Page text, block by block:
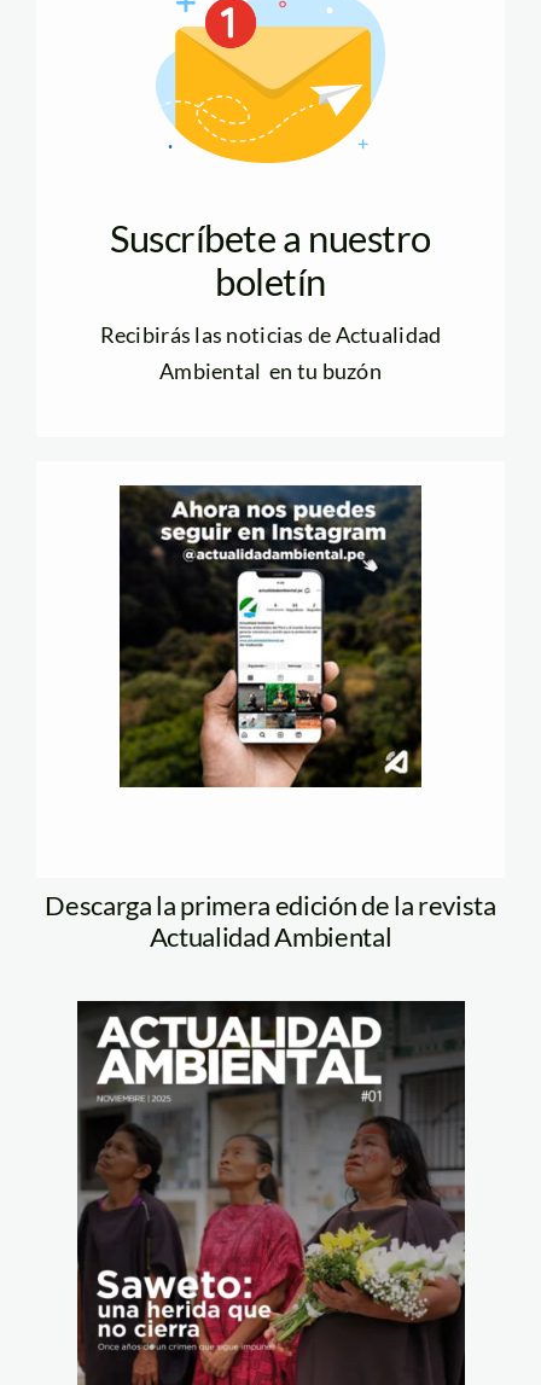
Suscríbete a nuestro
boletín
Recibirás las noticias de Actualidad
Ambiental en tu buzón
Descarga la primera edición de la revista
Actualidad Ambiental